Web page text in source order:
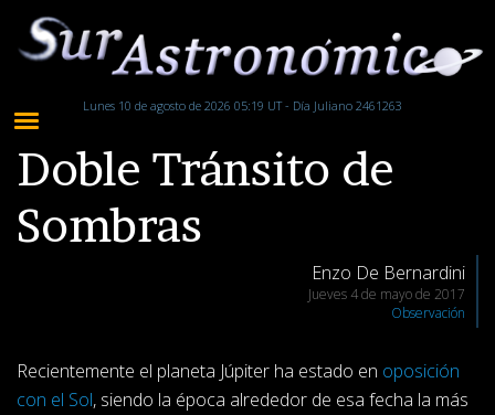
Lunes 10 de agosto de 2026 05:19 UT - Día Juliano 2461263
Doble Tránsito de
Sombras
Enzo De Bernardini
Jueves 4 de mayo de 2017
Observación
Recientemente el planeta Júpiter ha estado en oposición
con el Sol, siendo la época alrededor de esa fecha la más